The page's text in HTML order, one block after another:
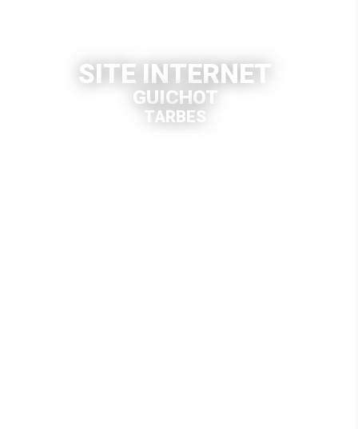
SITE INTERNET
GUICHOT
TARBES